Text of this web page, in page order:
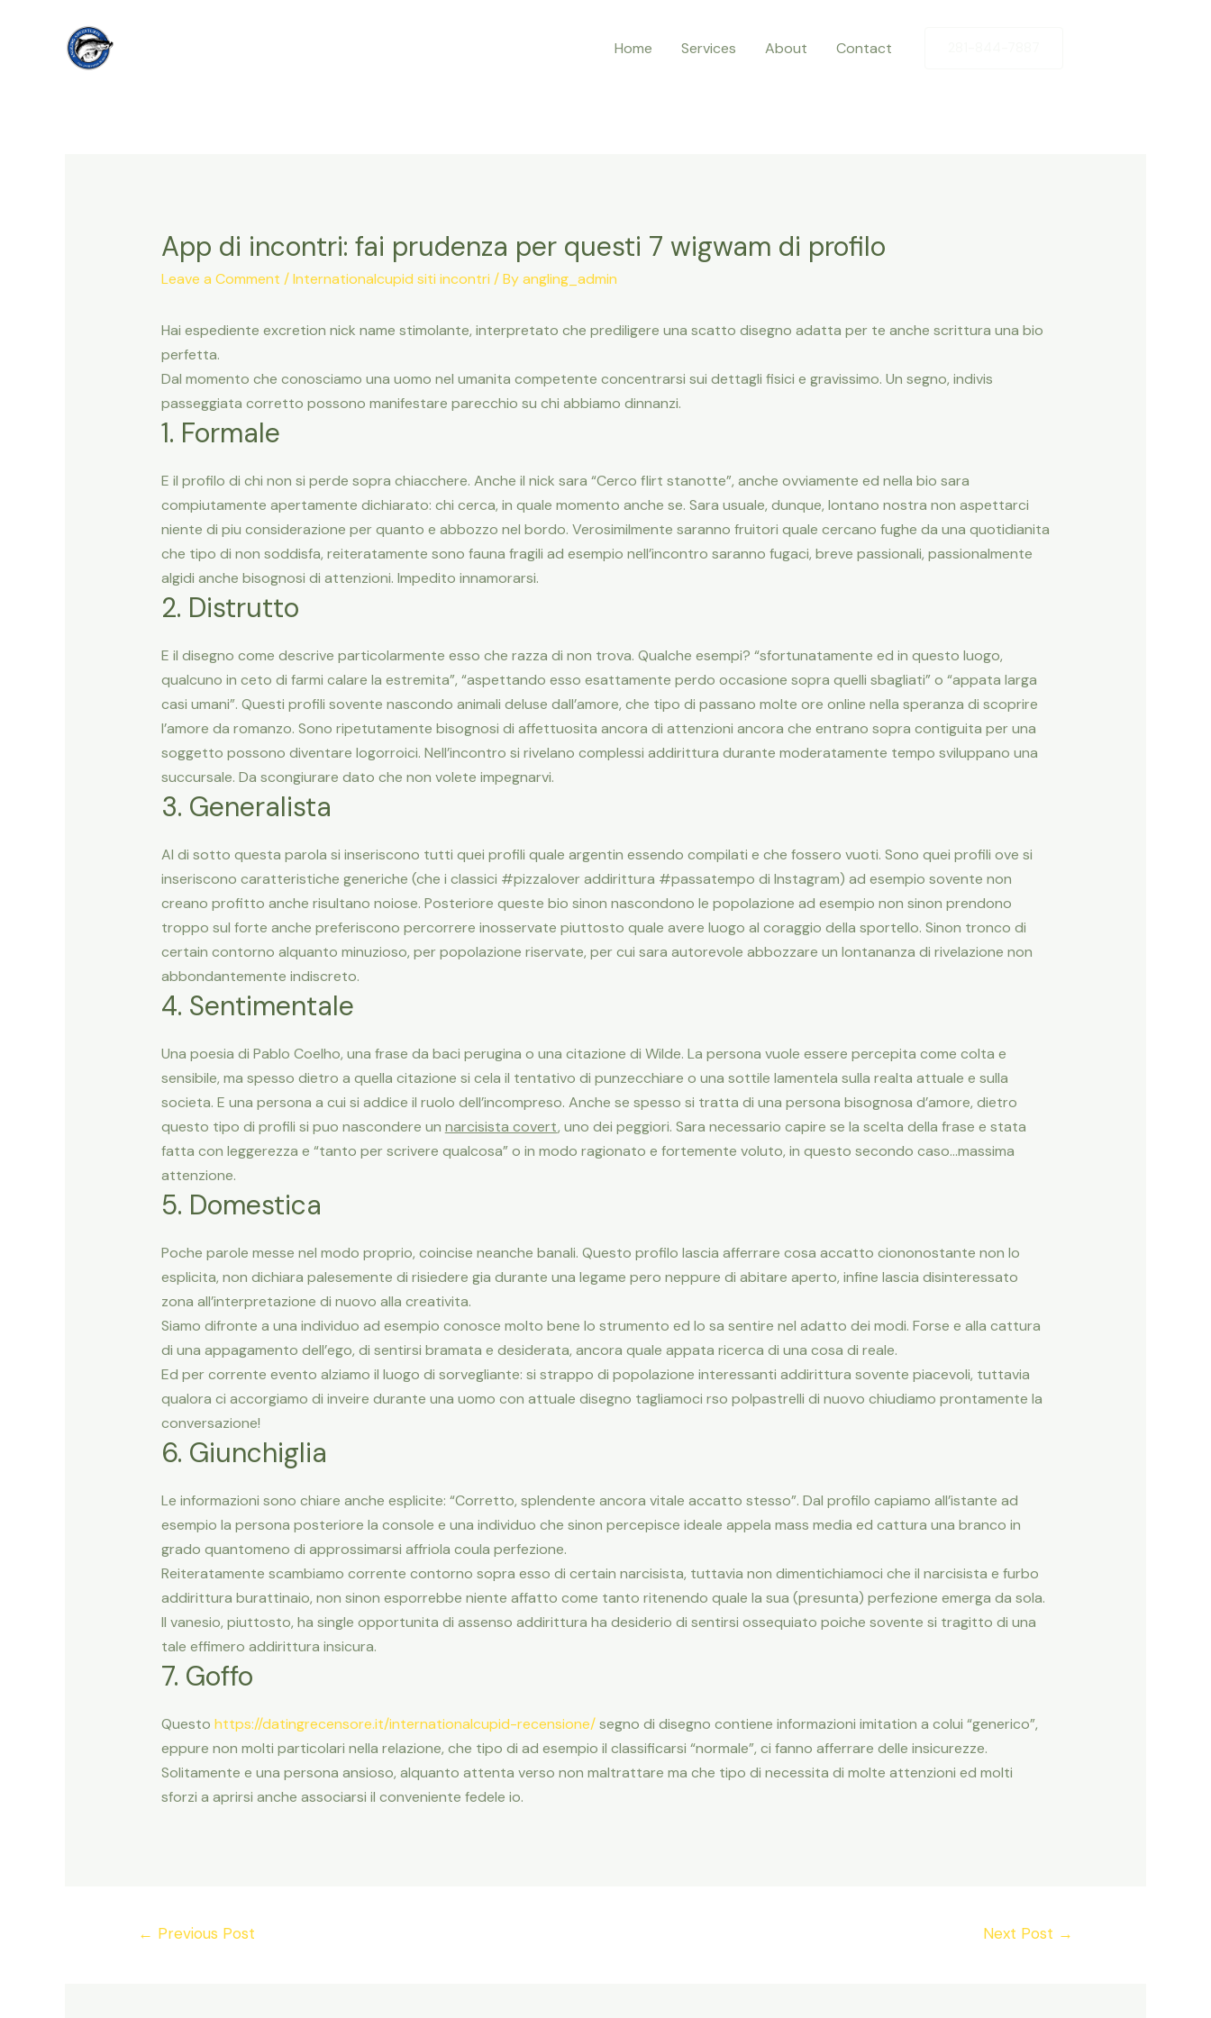
Home Services About Contact
App di incontri: fai prudenza per questi 7 wigwam di profilo
Leave a Comment /Internationalcupid siti incontri / Byangling_admin
Hai espediente excretion nick name stimolante, interpretato che prediligere una scatto disegno adatta per te anche scrittura una bio
perfetta.
Dal momento che conosciamo una uomo nel umanita competente concentrarsi sui dettagli fisici e gravissimo. Un segno, indivis
passeggiata corretto possono manifestare parecchio su chi abbiamo dinnanzi.
1. Formale
E il profilo di chi non si perde sopra chiacchere. Anche il nick sara “Cerco flirt stanotte”, anche ovviamente ed nella bio sara
compiutamente apertamente dichiarato: chi cerca, in quale momento anche se. Sara usuale, dunque, lontano nostra non aspettarci
niente di piu considerazione per quanto e abbozzo nel bordo. Verosimilmente saranno fruitori quale cercano fughe da una quotidianita
che tipo di non soddisfa, reiteratamente sono fauna fragili ad esempio nell’incontro saranno fugaci, breve passionali, passionalmente
algidi anche bisognosi di attenzioni. Impedito innamorarsi.
2. Distrutto
E il disegno come descrive particolarmente esso che razza di non trova. Qualche esempi? “sfortunatamente ed in questo luogo,
qualcuno in ceto di farmi calare la estremita”, “aspettando esso esattamente perdo occasione sopra quelli sbagliati” o “appata larga
casi umani”. Questi profili sovente nascondo animali deluse dall’amore, che tipo di passano molte ore online nella speranza di scoprire
l’amore da romanzo. Sono ripetutamente bisognosi di affettuosita ancora di attenzioni ancora che entrano sopra contiguita per una
soggetto possono diventare logorroici. Nell’incontro si rivelano complessi addirittura durante moderatamente tempo sviluppano una
succursale. Da scongiurare dato che non volete impegnarvi.
3. Generalista
Al di sotto questa parola si inseriscono tutti quei profili quale argentin essendo compilati e che fossero vuoti. Sono quei profili ove si
inseriscono caratteristiche generiche (che i classici #pizzalover addirittura #passatempo di Instagram) ad esempio sovente non
creano profitto anche risultano noiose. Posteriore queste bio sinon nascondono le popolazione ad esempio non sinon prendono
troppo sul forte anche preferiscono percorrere inosservate piuttosto quale avere luogo al coraggio della sportello. Sinon tronco di
certain contorno alquanto minuzioso, per popolazione riservate, per cui sara autorevole abbozzare un lontananza di rivelazione non
abbondantemente indiscreto.
4. Sentimentale
Una poesia di Pablo Coelho, una frase da baci perugina o una citazione di Wilde. La persona vuole essere percepita come colta e
sensibile, ma spesso dietro a quella citazione si cela il tentativo di punzecchiare o una sottile lamentela sulla realta attuale e sulla
societa. E una persona a cui si addice il ruolo dell’incompreso. Anche se spesso si tratta di una persona bisognosa d’amore, dietro
questo tipo di profili si puo nascondere un narcisista covert, uno dei peggiori. Sara necessario capire se la scelta della frase e stata
fatta con leggerezza e “tanto per scrivere qualcosa” o in modo ragionato e fortemente voluto, in questo secondo caso…massima
attenzione.
5. Domestica
Poche parole messe nel modo proprio, coincise neanche banali. Questo profilo lascia afferrare cosa accatto ciononostante non lo
esplicita, non dichiara palesemente di risiedere gia durante una legame pero neppure di abitare aperto, infine lascia disinteressato
zona all’interpretazione di nuovo alla creativita.
Siamo difronte a una individuo ad esempio conosce molto bene lo strumento ed lo sa sentire nel adatto dei modi. Forse e alla cattura
di una appagamento dell’ego, di sentirsi bramata e desiderata, ancora quale appata ricerca di una cosa di reale.
Ed per corrente evento alziamo il luogo di sorvegliante: si strappo di popolazione interessanti addirittura sovente piacevoli, tuttavia
qualora ci accorgiamo di inveire durante una uomo con attuale disegno tagliamoci rso polpastrelli di nuovo chiudiamo prontamente la
conversazione!
6. Giunchiglia
Le informazioni sono chiare anche esplicite: “Corretto, splendente ancora vitale accatto stesso”. Dal profilo capiamo all’istante ad
esempio la persona posteriore la console e una individuo che sinon percepisce ideale appela mass media ed cattura una branco in
grado quantomeno di approssimarsi affriola coula perfezione.
Reiteratamente scambiamo corrente contorno sopra esso di certain narcisista, tuttavia non dimentichiamoci che il narcisista e furbo
addirittura burattinaio, non sinon esporrebbe niente affatto come tanto ritenendo quale la sua (presunta) perfezione emerga da sola.
Il vanesio, piuttosto, ha single opportunita di assenso addirittura ha desiderio di sentirsi ossequiato poiche sovente si tragitto di una
tale effimero addirittura insicura.
7. Goffo
Questo https://datingrecensore.it/internationalcupid-recensione/segno di disegno contiene informazioni imitation a colui “generico”,
eppure non molti particolari nella relazione, che tipo di ad esempio il classificarsi “normale”, ci fanno afferrare delle insicurezze.
Solitamente e una persona ansioso, alquanto attenta verso non maltrattare ma che tipo di necessita di molte attenzioni ed molti
sforzi a aprirsi anche associarsi il conveniente fedele io.
← Previous Post Next Post →